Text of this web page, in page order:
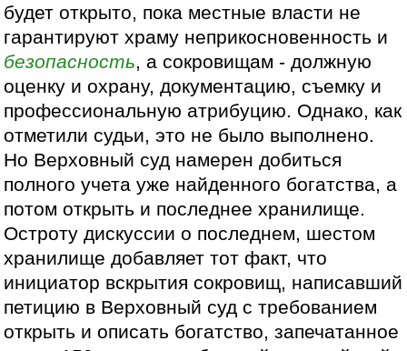
будет открыто, пока местные власти не
гарантируют храму неприкосновенность и
безопасность, а сокровищам - должную
оценку и охрану, документацию, съемку и
профессиональную атрибуцию. Однако, как
отметили судьи, это не было выполнено.
Но Верховный суд намерен добиться
полного учета уже найденного богатства, а
потом открыть и последнее хранилище.
Остроту дискуссии о последнем, шестом
хранилище добавляет тот факт, что
инициатор вскрытия сокровищ, написавший
петицию в Верховный суд с требованием
открыть и описать богатство, запечатанное